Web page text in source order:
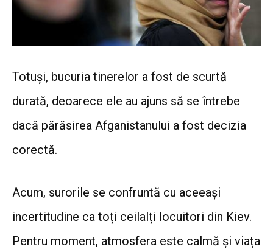
Totuși, bucuria tinerelor a fost de scurtă
durată, deoarece ele au ajuns să se întrebe
dacă părăsirea Afganistanului a fost decizia
corectă.
Acum, surorile se confruntă cu aceeași
incertitudine ca toți ceilalți locuitori din Kiev.
Pentru moment, atmosfera este calmă și viața